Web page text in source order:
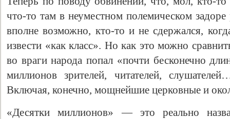
что-то там в неуместном полемическом
вполне возможно, кто-то и не сдержался,
извести «как класс». Но как это можно
во враги народа попал «почти бесконечно
миллионов зрителей, читателей,
Включая, конечно, мощнейшие церковные и
«Десятки миллионов» — это реально